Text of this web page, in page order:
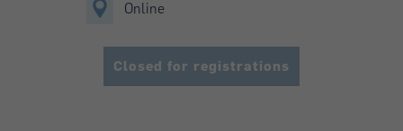
Online
Closed for registrations